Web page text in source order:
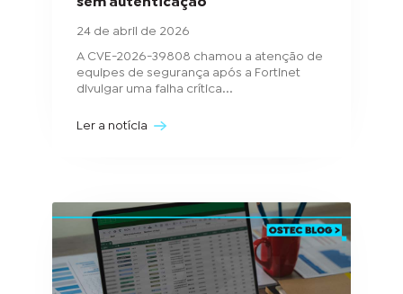
24 de abril de 2026
A CVE-2026-39808 chamou a atenção de
equipes de segurança após a Fortinet
divulgar uma falha crítica...
Ler a notícia